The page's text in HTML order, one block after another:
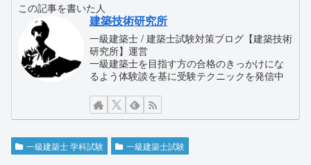
この記事を書いた人
建築技術研究所
一級建築士 / 建築士試験対策ブログ【建築技術
研究所】運営
一級建築士を目指す方の合格のきっかけにな
るよう体験談を基に受験テクニックを発信中
一級建築士 学科試験 一級建築士試験